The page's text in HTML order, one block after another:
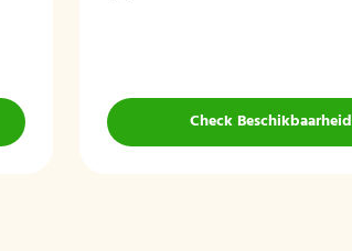
Check Beschikbaarheid